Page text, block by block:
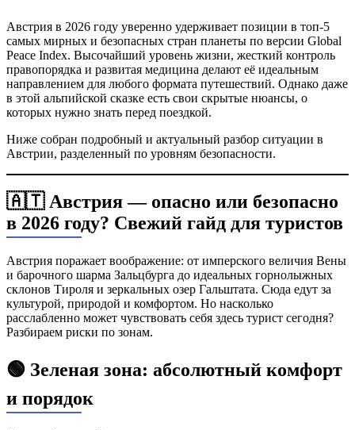
Австрия в 2026 году уверенно удерживает позиции в топ-5
самых мирных и безопасных стран планеты по версии Global
Peace Index. Высочайший уровень жизни, жесткий контроль
правопорядка и развитая медицина делают её идеальным
направлением для любого формата путешествий. Однако даже
в этой альпийской сказке есть свои скрытые нюансы, о
которых нужно знать перед поездкой.
Ниже собран подробный и актуальный разбор ситуации в
Австрии, разделенный по уровням безопасности.
🇦🇹 Австрия — опасно или безопасно
в 2026 году? Свежий гайд для туристов
Австрия поражает воображение: от имперского величия Вены
и барочного шарма Зальцбурга до идеальных горнолыжных
склонов Тироля и зеркальных озер Гальштата. Сюда едут за
культурой, природой и комфортом. Но насколько
расслабленно может чувствовать себя здесь турист сегодня?
Разбираем риски по зонам.
🟢 Зеленая зона: абсолютный комфорт
и порядок